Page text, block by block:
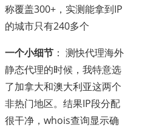
称覆盖300+，实测能拿到IP
的城市只有240多个
一个小细节 ： 测快代理海外
静态代理的时候，我特意选
了加拿大和澳大利亚这两个
非热门地区。结果IP段分配
很干净，whois查询显示确